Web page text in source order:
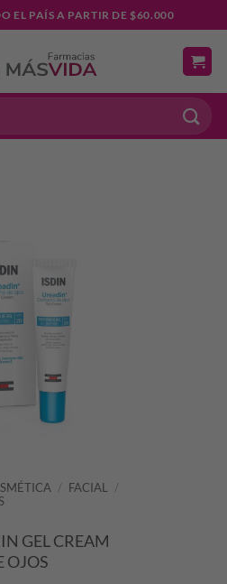
EL PAÍS A PARTIR DE $60.000
/ FACIAL
/
GEL CREAM
OJOS